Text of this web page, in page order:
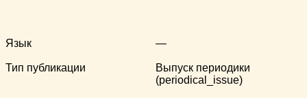
Язык —
Тип публикации
Выпуск периодики
(periodical_issue)